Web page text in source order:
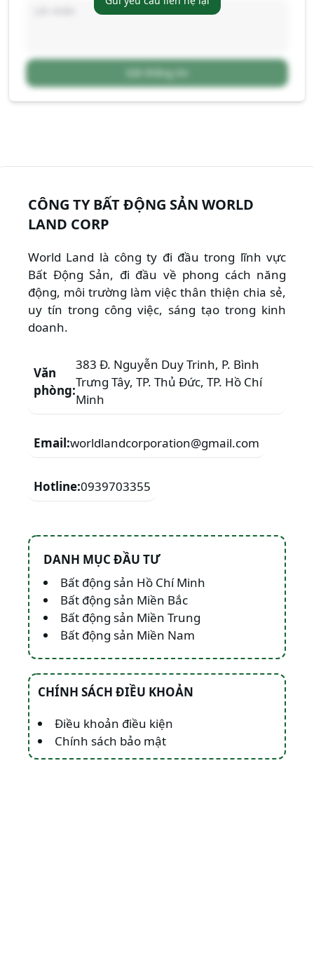
Gửi thông tin
CÔNG TY BẤT ĐỘNG SẢN WORLD
LAND CORP
World Land là công ty đi đầu trong lĩnh vực
Bất Động Sản, đi đầu về phong cách năng
động, môi trường làm việc thân thiện chia sẻ,
uy tín trong công việc, sáng tạo trong kinh
doanh.
Văn
phòng:
383 Đ. Nguyễn Duy Trinh, P. Bình
Trưng Tây, TP. Thủ Đức, TP. Hồ Chí
Minh
Email:worldlandcorporation@gmail.com
Hotline:0939703355
DANH MỤC ĐẦU TƯ
Bất động sản Hồ Chí Minh
Bất động sản Miền Bắc
Bất động sản Miền Trung
Bất động sản Miền Nam
CHÍNH SÁCH ĐIỀU KHOẢN
Điều khoản điều kiện
Chính sách bảo mật